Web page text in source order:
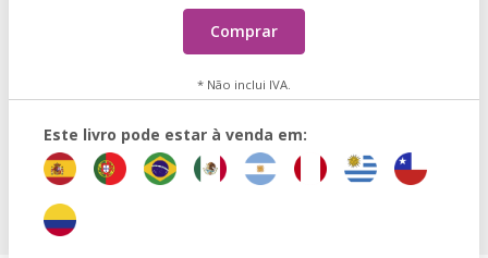
Comprar
* Não inclui IVA.
Este livro pode estar à venda em: